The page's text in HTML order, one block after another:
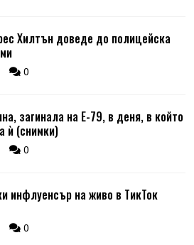
Хилтън доведе до полицейска
0
загинала на Е-79, в деня, в който
ѝ (снимки)
0
инфлуенсър на живо в ТикТок
0